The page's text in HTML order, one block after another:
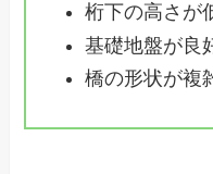
桁下の高さが
基礎地盤が良
橋の形状が複